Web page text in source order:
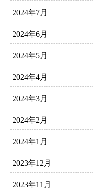
2024年7月
2024年6月
2024年5月
2024年4月
2024年3月
2024年2月
2024年1月
2023年12月
2023年11月